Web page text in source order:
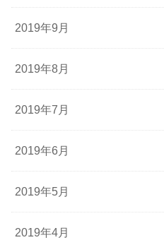
2019年9月
2019年8月
2019年7月
2019年6月
2019年5月
2019年4月